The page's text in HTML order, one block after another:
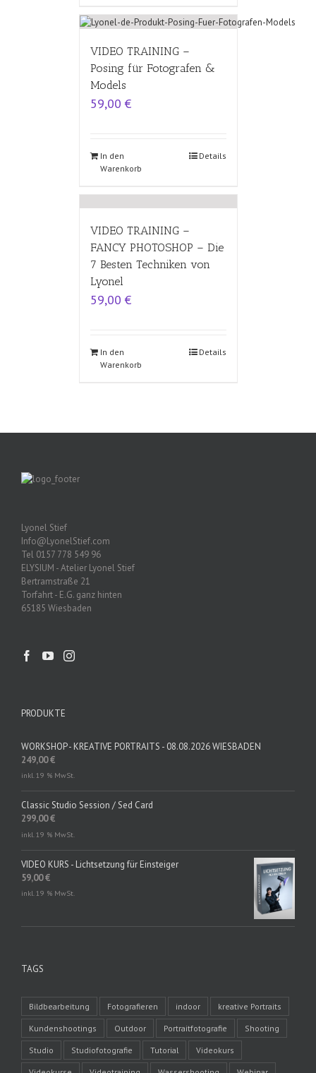
VIDEO TRAINING –
Posing für Fotografen &
Models
59,00 €
In den
Warenkorb
Details
VIDEO TRAINING –
FANCY PHOTOSHOP – Die
7 Besten Techniken von
Lyonel
59,00 €
In den
Warenkorb
Details
Lyonel Stief
Info@LyonelStief.com
Tel 0157 778 549 96
ELYSIUM - Atelier Lyonel Stief
Bertramstraße 21
Torfahrt - E.G. ganz hinten
65185 Wiesbaden
PRODUKTE
WORKSHOP - KREATIVE PORTRAITS - 08.08.2026 WIESBADEN
249,00€
inkl. 19 % MwSt.
Classic Studio Session / Sed Card
299,00€
inkl. 19 % MwSt.
VIDEO KURS - Lichtsetzung für Einsteiger
59,00€
inkl. 19 % MwSt.
TAGS
Bildbearbeitung Fotografieren indoor kreative Portraits
Kundenshootings Outdoor Portraitfotografie Shooting
Studio Studiofotografie Tutorial Videokurs